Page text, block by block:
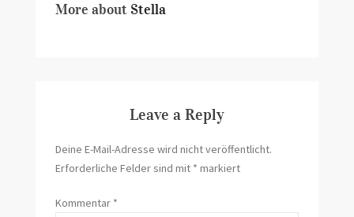
More about Stella
Leave a Reply
Deine E-Mail-Adresse wird nicht veröffentlicht.
Erforderliche Felder sind mit * markiert
Kommentar *